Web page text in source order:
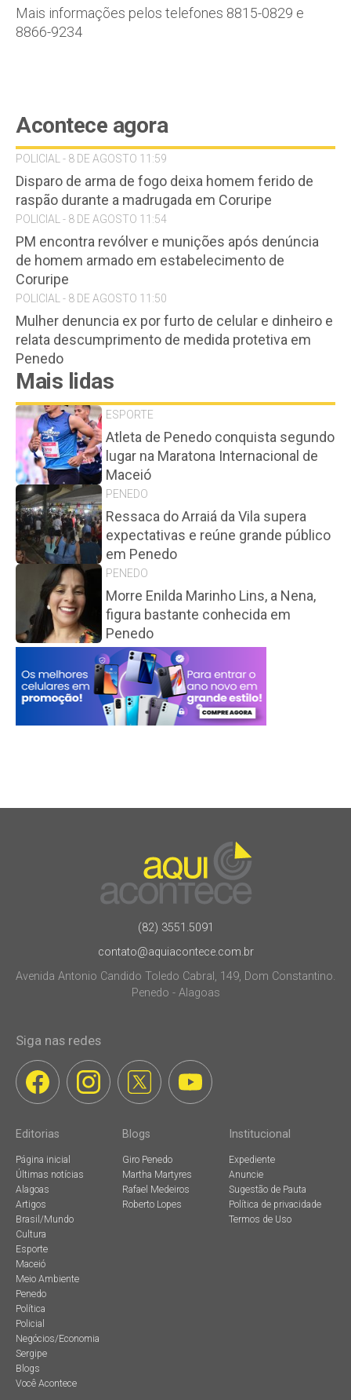
Mais informações pelos telefones 8815-0829 e
8866-9234
Acontece agora
POLICIAL - 8 DE AGOSTO 11:59
Disparo de arma de fogo deixa homem ferido de
raspão durante a madrugada em Coruripe
POLICIAL - 8 DE AGOSTO 11:54
PM encontra revólver e munições após denúncia
de homem armado em estabelecimento de
Coruripe
POLICIAL - 8 DE AGOSTO 11:50
Mulher denuncia ex por furto de celular e dinheiro e
relata descumprimento de medida protetiva em
Penedo
Mais lidas
ESPORTE
Atleta de Penedo conquista segundo
lugar na Maratona Internacional de
Maceió
PENEDO
Ressaca do Arraiá da Vila supera
expectativas e reúne grande público
em Penedo
PENEDO
Morre Enilda Marinho Lins, a Nena,
figura bastante conhecida em
Penedo
(82) 3551.5091
contato@aquiacontece.com.br
Avenida Antonio Candido Toledo Cabral, 149, Dom Constantino.
Penedo - Alagoas
Siga nas redes
Editorias
Página inicial
Últimas notícias
Alagoas
Artigos
Brasil/Mundo
Cultura
Esporte
Maceió
Meio Ambiente
Penedo
Política
Policial
Negócios/Economia
Sergipe
Blogs
Você Acontece
Blogs
Giro Penedo
Martha Martyres
Rafael Medeiros
Roberto Lopes
Institucional
Expediente
Anuncie
Sugestão de Pauta
Política de privacidade
Termos de Uso